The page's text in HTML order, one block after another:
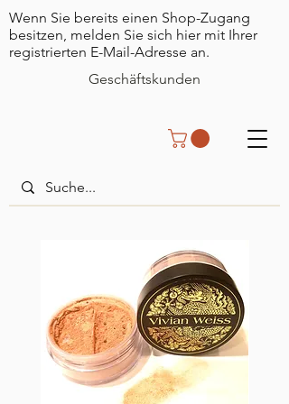
Geschäftskunden
Wenn Sie bereits einen Shop-Zugang
besitzen, melden Sie sich hier mit Ihrer
registrierten E-Mail-Adresse an.